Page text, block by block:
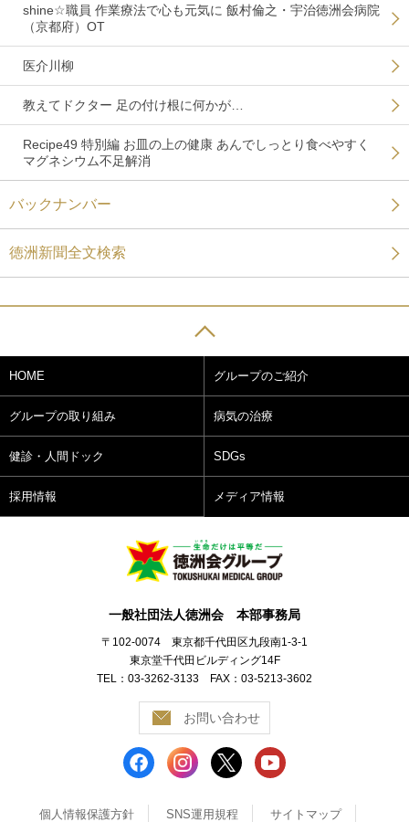
shine☆職員 作業療法で心も元気に 飯村倫之・宇治徳洲会病院
（京都府）OT
医介川柳
教えてドクター 足の付け根に何かが…
Recipe49 特別編 お皿の上の健康 あんでしっとり食べやすく
マグネシウム不足解消
バックナンバー
徳洲新聞全文検索
HOME グループのご紹介
グループの取り組み 病気の治療
健診・人間ドック SDGs
採用情報 メディア情報
一般社団法人徳洲会 本部事務局
〒102-0074 東京都千代田区九段南1-3-1
東京堂千代田ビルディング14F
TEL：03-3262-3133 FAX：03-5213-3602
お問い合わせ
個人情報保護方針 SNS運用規程 サイトマップ